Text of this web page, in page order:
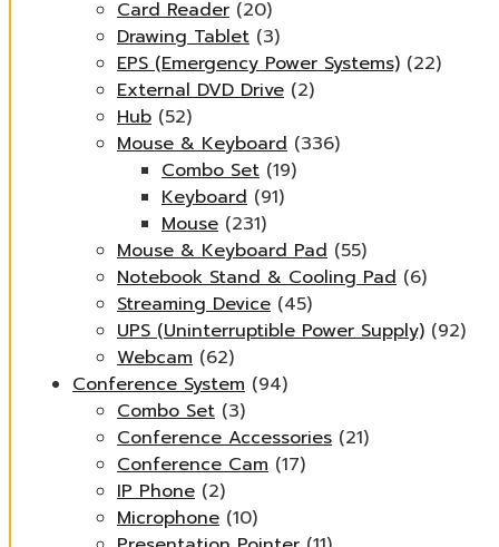
Card Reader (20)
Drawing Tablet (3)
EPS (Emergency Power Systems) (22)
External DVD Drive (2)
Hub (52)
Mouse & Keyboard (336)
Combo Set (19)
Keyboard (91)
Mouse (231)
Mouse & Keyboard Pad (55)
Notebook Stand & Cooling Pad (6)
Streaming Device (45)
UPS (Uninterruptible Power Supply) (92)
Webcam (62)
Conference System (94)
Combo Set (3)
Conference Accessories (21)
Conference Cam (17)
IP Phone (2)
Microphone (10)